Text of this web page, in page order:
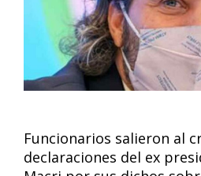
Funcionarios salieron al
declaraciones del ex